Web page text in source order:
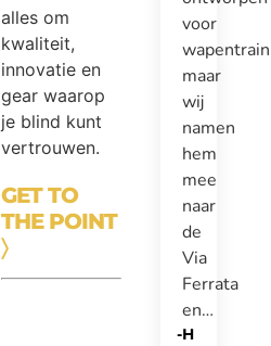
alles om
kwaliteit,
innovatie en
gear waarop
je blind kunt
vertrouwen.
GET TO
THE POINT
〉
voor
maar
wij
namen
hem
mee
naar
de
Via
Ferrata
en…
H
-